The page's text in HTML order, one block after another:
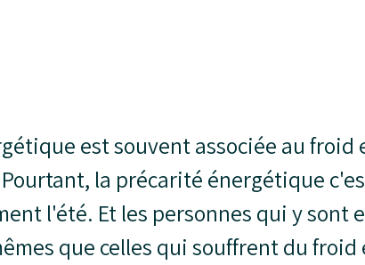
est souvent associée au froid
la précarité énergétique
l'été. Et les personnes qui y sont
que celles qui souffrent du froid